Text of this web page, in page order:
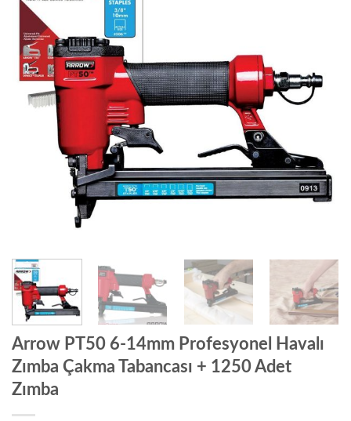
Arrow PT50 6-14mm Profesyonel Havalı
Zımba Çakma Tabancası + 1250 Adet
Zımba